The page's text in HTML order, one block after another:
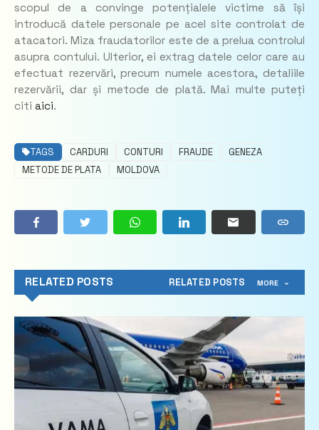
scopul de a convinge potențialele victime să își
introducă datele personale pe acel site controlat de
atacatori. Miza fraudatorilor este de a prelua controlul
asupra contului. Ulterior, ei extrag datele celor care au
efectuat rezervări, precum numele acestora, detaliile
rezervării, dar și metode de plată. Mai multe puteți
citi aici.
TAGS CARDURI CONTURI FRAUDE
GENEZA
METODE DE PLATA
MOLDOVA
RELATED POSTS RELATED POSTS MORE